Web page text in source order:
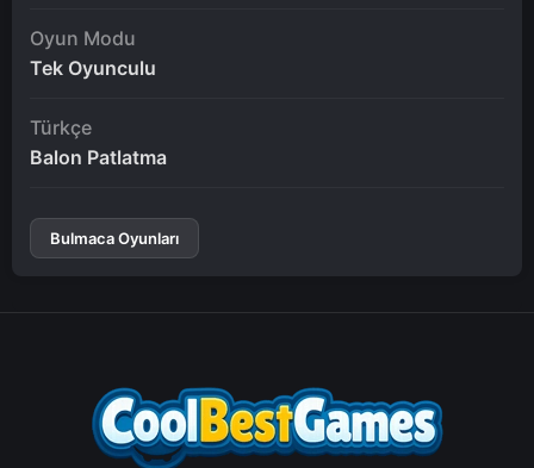
Oyun Modu
Tek Oyunculu
Türkçe
Balon Patlatma
Bulmaca Oyunları